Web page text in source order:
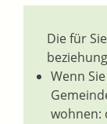
Die für
Wenn
wohnen: